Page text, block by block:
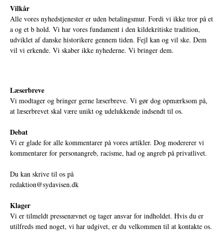
Vilkår
Alle vores nyhedstjenester er uden betalingsmur. Fordi vi ikke tror på et
a og et b hold. Vi har vores fundament i den kildekritiske tradition,
udviklet af danske historikere gennem tiden. Fejl kan og vil ske. Dem
vil vi erkende. Vi skaber ikke nyhederne. Vi bringer dem.
Læserbreve
Vi modtager og bringer gerne læserbreve. Vi gør dog opmærksom på,
at læserbrevet skal være unikt og udelukkende indsendt til os.
Debat
Vi er glade for alle kommentarer på vores artikler. Dog modererer vi
kommentarer for personangreb, racisme, had og angreb på privatlivet.
Du kan skrive til os på
redaktion@sydavisen.dk
Klager
Vi er tilmeldt pressenævnet og tager ansvar for indholdet. Hvis du er
utilfreds med noget, vi har udgivet, er du velkommen til at kontakte os.